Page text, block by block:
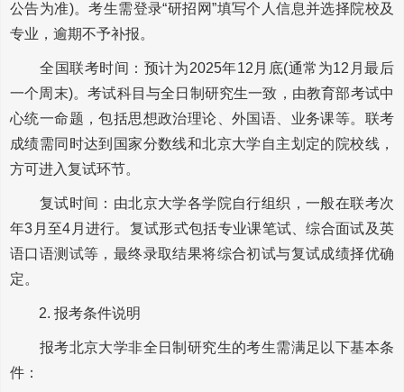
公告为准)。考生需登录“研招网”填写个人信息并选择院校及
专业，逾期不予补报。
全国联考时间：预计为2025年12月底(通常为12月最后
一个周末)。考试科目与全日制研究生一致，由教育部考试中
心统一命题，包括思想政治理论、外国语、业务课等。联考
成绩需同时达到国家分数线和北京大学自主划定的院校线，
方可进入复试环节。
复试时间：由北京大学各学院自行组织，一般在联考次
年3月至4月进行。复试形式包括专业课笔试、综合面试及英
语口语测试等，最终录取结果将综合初试与复试成绩择优确
定。
2. 报考条件说明
报考北京大学非全日制研究生的考生需满足以下基本条
件：